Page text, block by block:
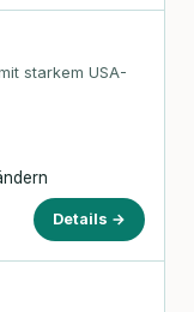
starkem USA-
Details →